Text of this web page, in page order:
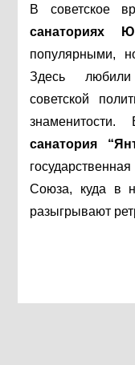
В советское
санаториях
популярными,
Здесь любили
советской
санатория
Союза, куда в
разыгрывают